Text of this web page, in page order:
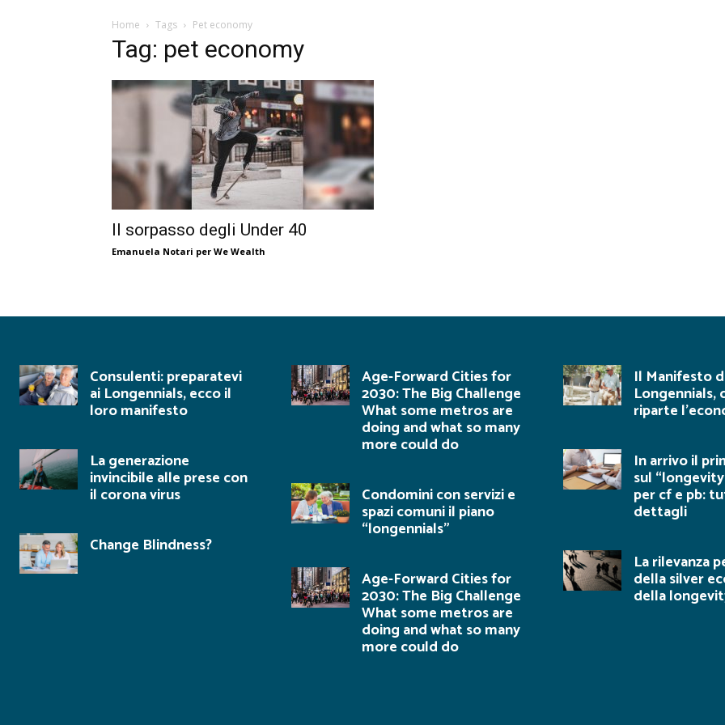
Home Tags Pet economy
Tag: pet economy
Il sorpasso degli Under 40
Emanuela Notari per We Wealth
Consulenti: preparatevi
ai Longennials, ecco il
loro manifesto
La generazione
invincibile alle prese con
il corona virus
Change Blindness?
Age-Forward Cities for
2030: The Big Challenge
What some metros are
doing and what so many
more could do
Condomini con servizi e
spazi comuni il piano
“longennials”
Age-Forward Cities for
2030: The Big Challenge
What some metros are
doing and what so many
more could do
Il Manifesto
Longennials,
riparte
In arrivo il
sul
per cf e pb:
dettagli
La rilevanza
della silver
della